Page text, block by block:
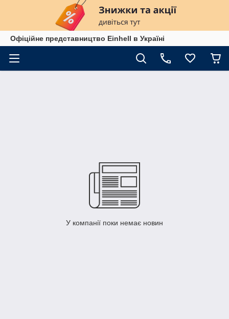
Офіційне представництво Einhell в Україні
У компанії поки немає новин